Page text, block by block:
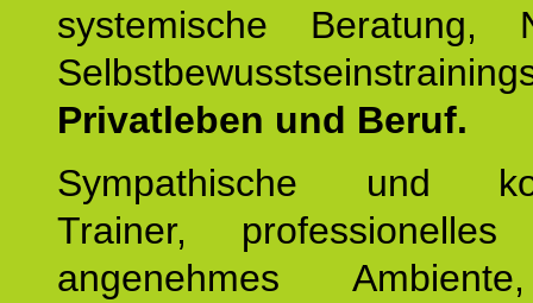
systemische Beratung,
Privatleben und Beruf.
Sympathische und
Trainer, professionelles
angenehmes